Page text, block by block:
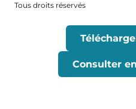
Tous droits réservés
Consulter